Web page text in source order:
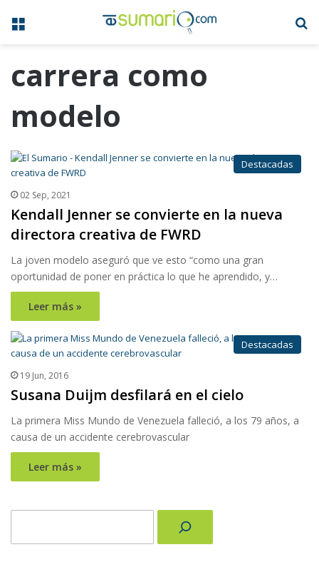
Menú
carrera como
modelo
Destacadas
02 Sep, 2021
Kendall Jenner se convierte en la nueva
directora creativa de FWRD
La joven modelo aseguró que ve esto “como una gran
oportunidad de poner en práctica lo que he aprendido, y…
Leer más »
Destacadas
19 Jun, 2016
Susana Duijm desfilará en el cielo
La primera Miss Mundo de Venezuela falleció, a los 79 años, a
causa de un accidente cerebrovascular
Leer más »